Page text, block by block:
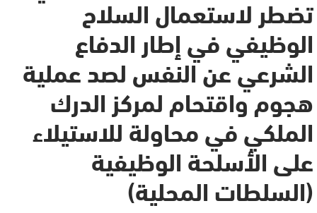
تضطر لاستعمال السلاح
الوظيفي في إطار الدفاع
الشرعي عن النفس لصد عملية
هجوم واقتحام لمركز الدرك
الملكي في محاولة للاستيلاء
على الأسلحة الوظيفية
(السلطات المحلية)